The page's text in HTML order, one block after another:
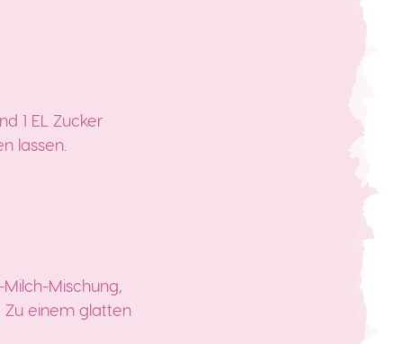
1 EL Zucker
lassen.
Mischung,
Zu einem glatten